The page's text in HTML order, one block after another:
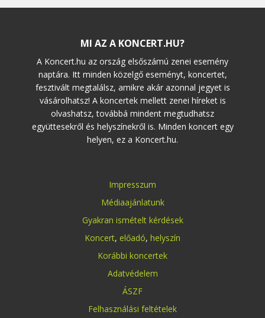
MI AZ A KONCERT.HU?
A Koncert.hu az ország elsőszámú zenei esemény
naptára. Itt minden közelgő eseményt, koncertet,
fesztivált megtalálsz, amikre akár azonnal jegyet is
vásárolhatsz! A koncertek mellett zenei híreket is
olvashatsz, továbbá mindent megtudhatsz
együttesekről és helyszínekről is. Minden koncert egy
helyen, ez a Koncert.hu.
Impresszum
Médiaajánlatunk
Gyakran ismételt kérdések
Koncert, előadó, helyszín
Korábbi koncertek
Adatvédelem
ÁSZF
Felhasználási feltételek